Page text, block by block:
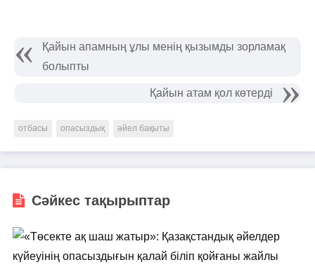
Қайын апамның ұлы менің қызымды зорламақ
болыпты
Қайын атам қол көтерді
отбасы опасыздық әйел бақыты
Сәйкес тақырыптар